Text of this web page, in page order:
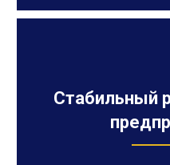
Стабильный